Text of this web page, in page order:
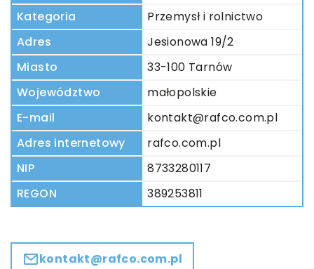
Kategoria
Przemysł i rolnictwo
Adres
Jesionowa 19/2
Miasto
33-100 Tarnów
Województwo
małopolskie
E-mail
kontakt@rafco.com.pl
Adres internetowy
rafco.com.pl
NIP
8733280117
REGON
389253811
kontakt@rafco.com.pl